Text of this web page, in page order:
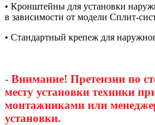
• Кронштейны для установки
в зависимости от модели Сплит-
• Стандартный крепеж для
- Внимание! Претензии по
месту установки техники
монтажниками или
установки.